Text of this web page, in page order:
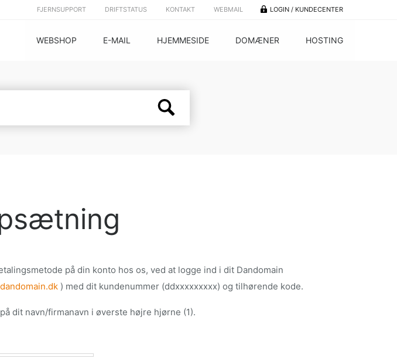
FJERNSUPPORT DRIFTSTATUS KONTAKT WEBMAIL LOGIN / KUNDECENTER
WEBSHOP E-MAIL HJEMMESIDE DOMÆNER HOSTING
på din konto hos os, ved at logge ind i dit Dandomain
) med dit kundenummer (ddxxxxxxxxx) og tilhørende kode.
dit navn/firmanavn i øverste højre hjørne (1).